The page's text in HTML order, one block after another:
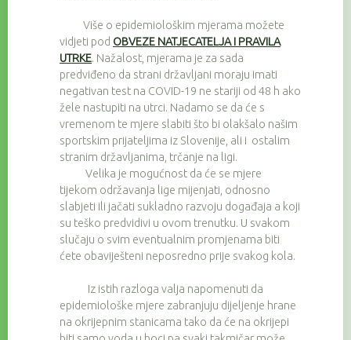
Više o epidemiološkim mjerama možete
vidjeti pod OBVEZE NATJECATELJA I PRAVILA
UTRKE. Nažalost, mjerama je za sada
predviđeno da strani državljani moraju imati
negativan test na COVID-19 ne stariji od 48 h ako
žele nastupiti na utrci. Nadamo se da će s
vremenom te mjere slabiti što bi olakšalo našim
sportskim prijateljima iz Slovenije, ali i ostalim
stranim državljanima, trčanje na ligi.
Velika je mogućnost da će se mjere
tijekom održavanja lige mijenjati, odnosno
slabjeti ili jačati sukladno razvoju događaja a koji
su teško predvidivi u ovom trenutku. U svakom
slučaju o svim eventualnim promjenama biti
ćete obaviješteni neposredno prije svakog kola.
Iz istih razloga valja napomenuti da
epidemiološke mjere zabranjuju dijeljenje hrane
na okrijepnim stanicama tako da će na okrijepi